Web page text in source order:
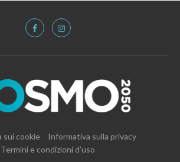
sui cookie
Informativa sulla privacy
Termini e condizioni d’uso